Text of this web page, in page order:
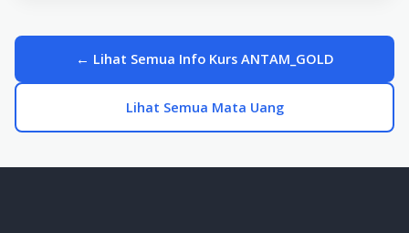
← Lihat Semua Info Kurs ANTAM_GOLD
Lihat Semua Mata Uang